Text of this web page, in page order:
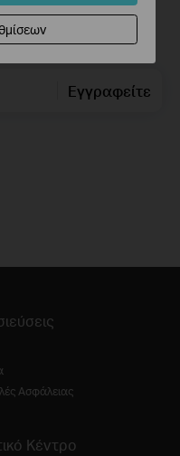
Εγγραφείτε
Ασφάλειας
Κέντρο